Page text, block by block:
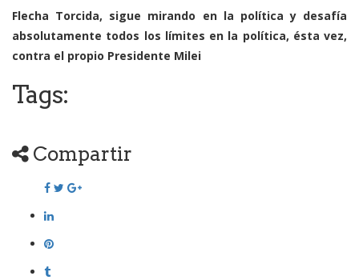
Flecha Torcida, sigue mirando en la política y desafía
absolutamente todos los límites en la política, ésta vez,
contra el propio Presidente Milei
Tags:
Compartir